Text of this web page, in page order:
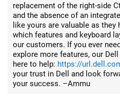
replacement of the right-side
and the absence of an
like yours are valuable as they
which features and keyboard
our customers. If you ever
explore more features, our
here to help: https://
your trust in Dell and look
your success. –Ammu